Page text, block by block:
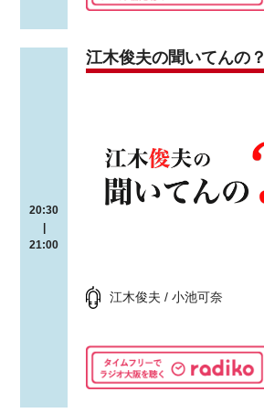
20:30
|
21:00
江木俊夫の聞いてんの？
江木俊夫 / 小池可奈